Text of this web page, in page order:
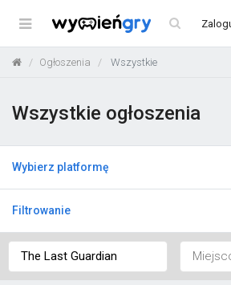
Menu
Ogłoszenia Wszystkie
Wszystkie ogłoszenia
Wybierz platformę
Filtrowanie